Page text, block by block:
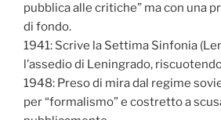
pubblica alle critiche” ma con una
di fondo.
1941: Scrive la Settima Sinfonia
l’assedio di Leningrado,
1948: Preso di mira dal regime
per “formalismo” e costretto a